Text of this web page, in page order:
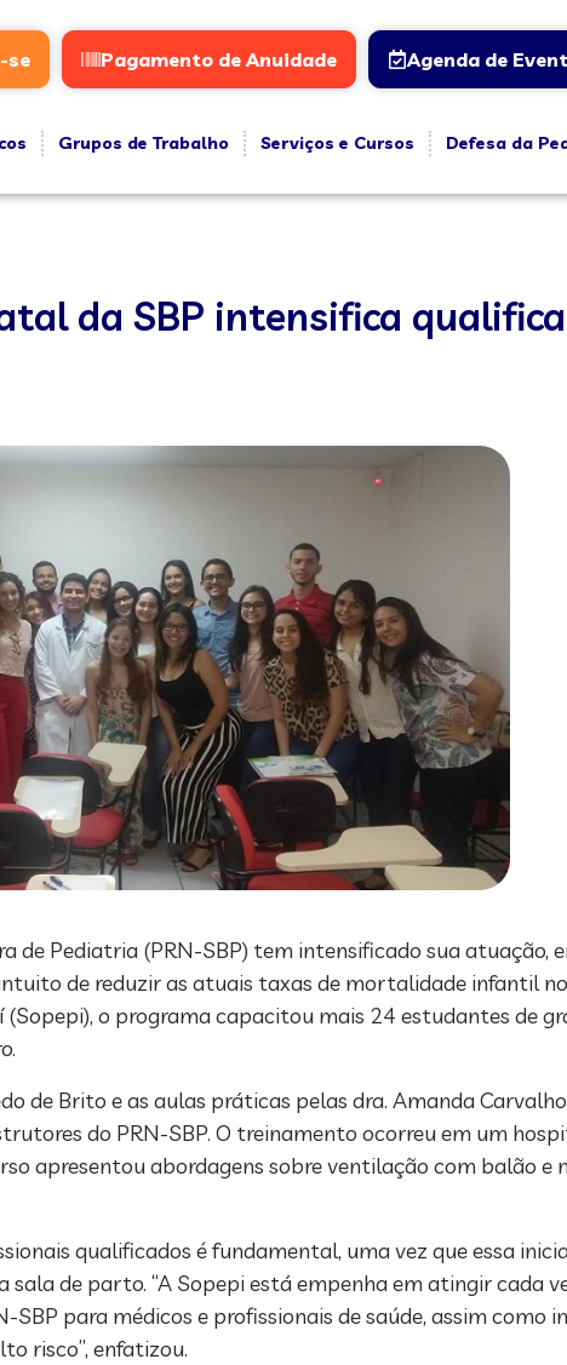
se Pagamento de Anuidade Agenda de
Grupos de Trabalho Serviços e Cursos
Defesa da
da SBP intensifica
de Pediatria (PRN-SBP) tem intensificado sua atuação,
de reduzir as atuais taxas de mortalidade infantil
(Sopepi), o programa capacitou mais 24 estudantes de
de Brito e as aulas práticas pelas dra. Amanda
do PRN-SBP. O treinamento ocorreu em um
apresentou abordagens sobre ventilação com balão e
qualificados é fundamental, uma vez que essa
de parto. “A Sopepi está empenha em atingir cada
para médicos e profissionais de saúde, assim como
risco”, enfatizou.